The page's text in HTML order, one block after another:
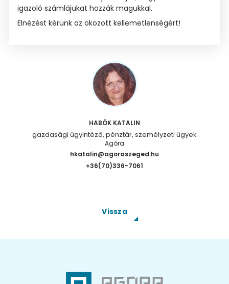
igazoló számlájukat hozzák magukkal.
Elnézést kérünk az okozott kellemetlenségért!
HABÓK KATALIN
gazdasági ügyintéző, pénztár, személyzeti ügyek
Agóra
hkatalin@agoraszeged.hu
+36(70)336-7061
Vissza